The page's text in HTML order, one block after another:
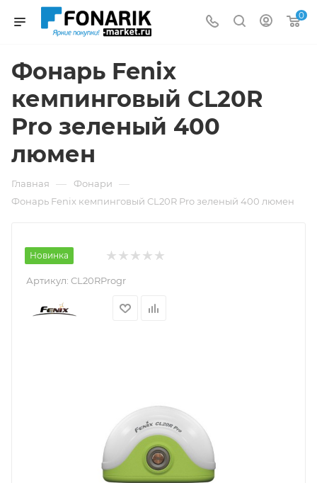
0
Фонарь Fenix
кемпинговый CL20R
Pro зеленый 400
люмен
Главная — Фонари —
Фонарь Fenix кемпинговый CL20R Pro зеленый 400 люмен
Новинка
Артикул: CL20RProgr